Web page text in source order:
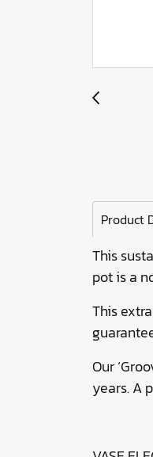
Product
This
pot is a
This
Our
years. A